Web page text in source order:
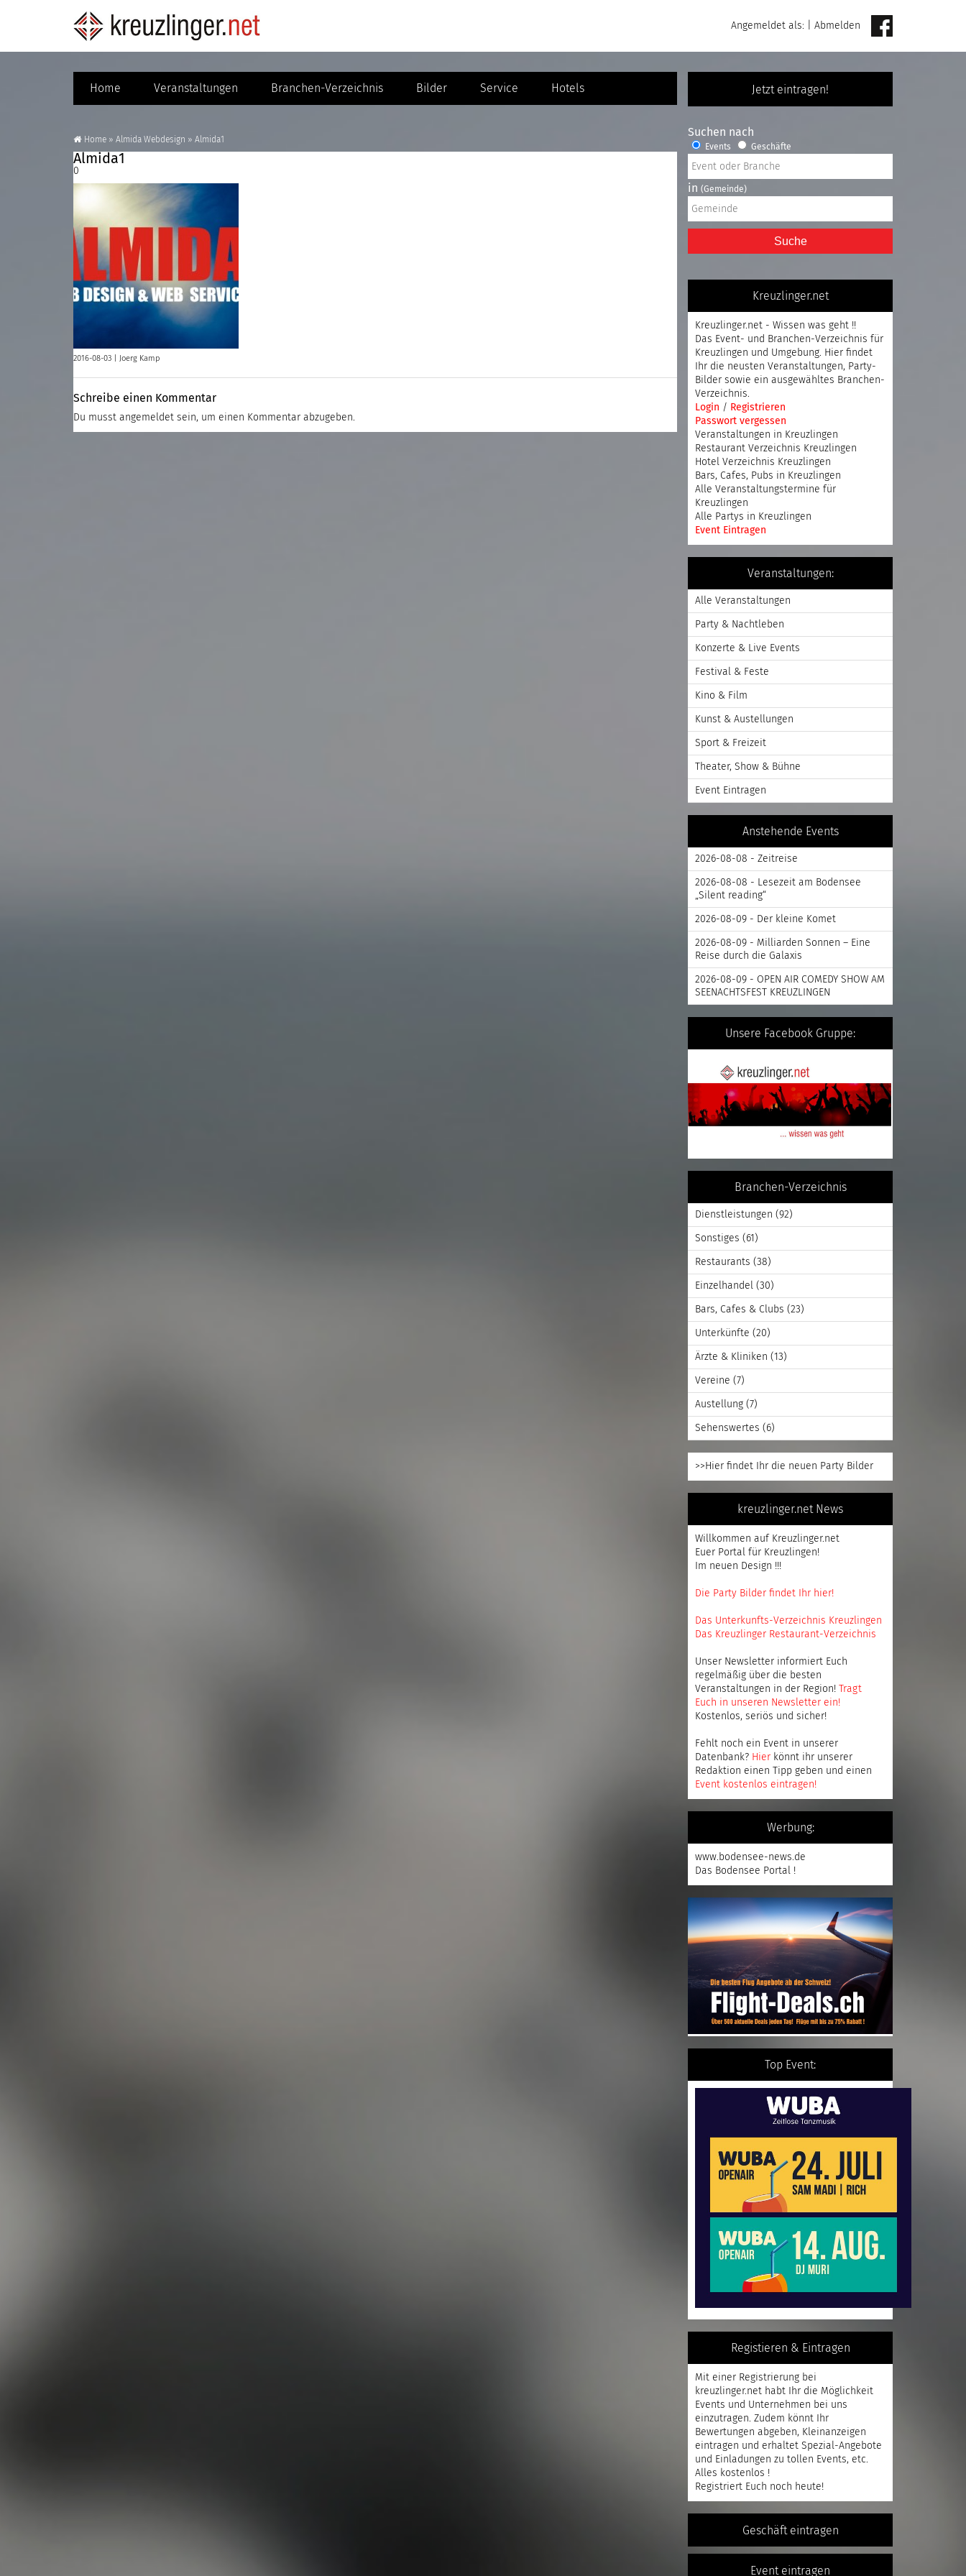
Angemeldet als: Abmelden
Jetzt eintragen!
Home Veranstaltungen Branchen-Verzeichnis Bilder Service Hotels
Home » Almida Webdesign » Almida1
Almida1
0
2016-08-03 | Joerg Kamp
Schreibe einen Kommentar
Du musst angemeldet sein, um einen Kommentar abzugeben.
Suchen nach
Events Geschäfte
in (Gemeinde)
Suche
Kreuzlinger.net
Kreuzlinger.net - Wissen was geht !!
Das Event- und Branchen-Verzeichnis für
Kreuzlingen und Umgebung. Hier findet
Ihr die neusten Veranstaltungen, Party-
Bilder sowie ein ausgewähltes Branchen-
Verzeichnis.
Login / Registrieren
Passwort vergessen
Veranstaltungen in Kreuzlingen
Restaurant Verzeichnis Kreuzlingen
Hotel Verzeichnis Kreuzlingen
Bars, Cafes, Pubs in Kreuzlingen
Alle Veranstaltungstermine für
Kreuzlingen
Alle Partys in Kreuzlingen
Event Eintragen
Veranstaltungen:
Alle Veranstaltungen
Party & Nachtleben
Konzerte & Live Events
Festival & Feste
Kino & Film
Kunst & Austellungen
Sport & Freizeit
Theater, Show & Bühne
Event Eintragen
Anstehende Events
2026-08-08 - Zeitreise
2026-08-08 - Lesezeit am Bodensee
„Silent reading“
2026-08-09 - Der kleine Komet
2026-08-09 - Milliarden Sonnen – Eine
Reise durch die Galaxis
2026-08-09 - OPEN AIR COMEDY SHOW AM
SEENACHTSFEST KREUZLINGEN
Unsere Facebook Gruppe:
Branchen-Verzeichnis
Dienstleistungen (92)
Sonstiges (61)
Restaurants (38)
Einzelhandel (30)
Bars, Cafes & Clubs (23)
Unterkünfte (20)
Ärzte & Kliniken (13)
Vereine (7)
Austellung (7)
Sehenswertes (6)
>>Hier findet Ihr die neuen Party Bilder
kreuzlinger.net News
Willkommen auf Kreuzlinger.net
Euer Portal für Kreuzlingen!
Im neuen Design !!!
Die Party Bilder findet Ihr hier!
Das Unterkunfts-Verzeichnis Kreuzlingen
Das Kreuzlinger Restaurant-Verzeichnis
Unser Newsletter informiert Euch
regelmäßig über die besten
Veranstaltungen in der Region! Tragt
Euch in unseren Newsletter ein!
Kostenlos, seriös und sicher!
Fehlt noch ein Event in unserer
Datenbank? Hier könnt ihr unserer
Redaktion einen Tipp geben und einen
Event kostenlos eintragen!
Werbung:
www.bodensee-news.de
Das Bodensee Portal !
Top Event:
Registieren & Eintragen
Mit einer Registrierung bei
kreuzlinger.net habt Ihr die Möglichkeit
Events und Unternehmen bei uns
einzutragen. Zudem könnt Ihr
Bewertungen abgeben, Kleinanzeigen
eintragen und erhaltet Spezial-Angebote
und Einladungen zu tollen Events, etc.
Alles kostenlos !
Registriert Euch noch heute!
Geschäft eintragen
Event eintragen